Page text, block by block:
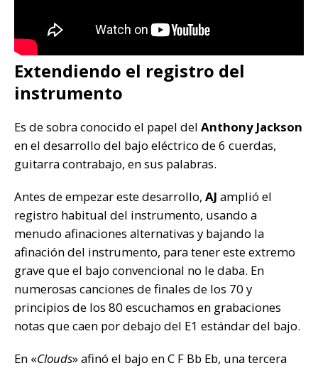
Extendiendo el registro del
instrumento
Es de sobra conocido el papel del Anthony Jackson
en el desarrollo del bajo eléctrico de 6 cuerdas,
guitarra contrabajo, en sus palabras.
Antes de empezar este desarrollo, AJ amplió el
registro habitual del instrumento, usando a
menudo afinaciones alternativas y bajando la
afinación del instrumento, para tener este extremo
grave que el bajo convencional no le daba. En
numerosas canciones de finales de los 70 y
principios de los 80 escuchamos en grabaciones
notas que caen por debajo del E1 estándar del bajo.
En «Clouds» afinó el bajo en C F Bb Eb, una tercera